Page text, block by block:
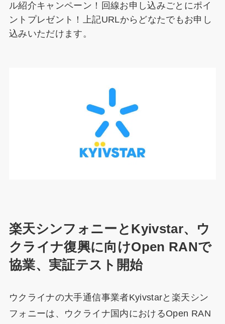
ル紹介キャンペーン！回線お申し込みごとにポイ
ントプレゼント！上記URLからどなたでもお申し
込みいただけます。
楽天シンフォニーとKyivstar、ウ
クライナ復興に向けOpen RANで
協業、実証テスト開始
ウクライナの大手通信事業者Kyivstarと楽天シン
フォニーは、ウクライナ国内におけるOpen RAN